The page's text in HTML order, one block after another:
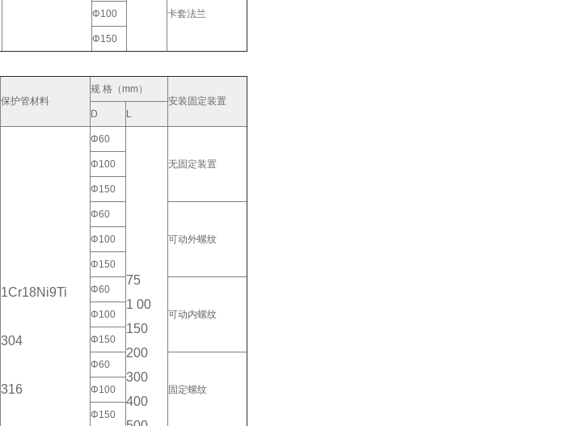
卡套法兰
Φ100
Φ150
保护管材料
规 格（mm）
安装固定装置
D
L
1Cr18Ni9Ti
304
316
Φ60
75
1 00
150
200
300
400
无固定装置
Φ100
Φ150
Φ60
可动外螺纹
Φ100
Φ150
Φ60
可动内螺纹
Φ100
Φ150
Φ60
固定螺纹
Φ100
Φ150